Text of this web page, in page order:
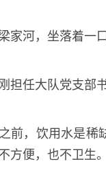
家河，坐落着一
担任大队党支部
前，饮用水是稀
方便，也不卫生。